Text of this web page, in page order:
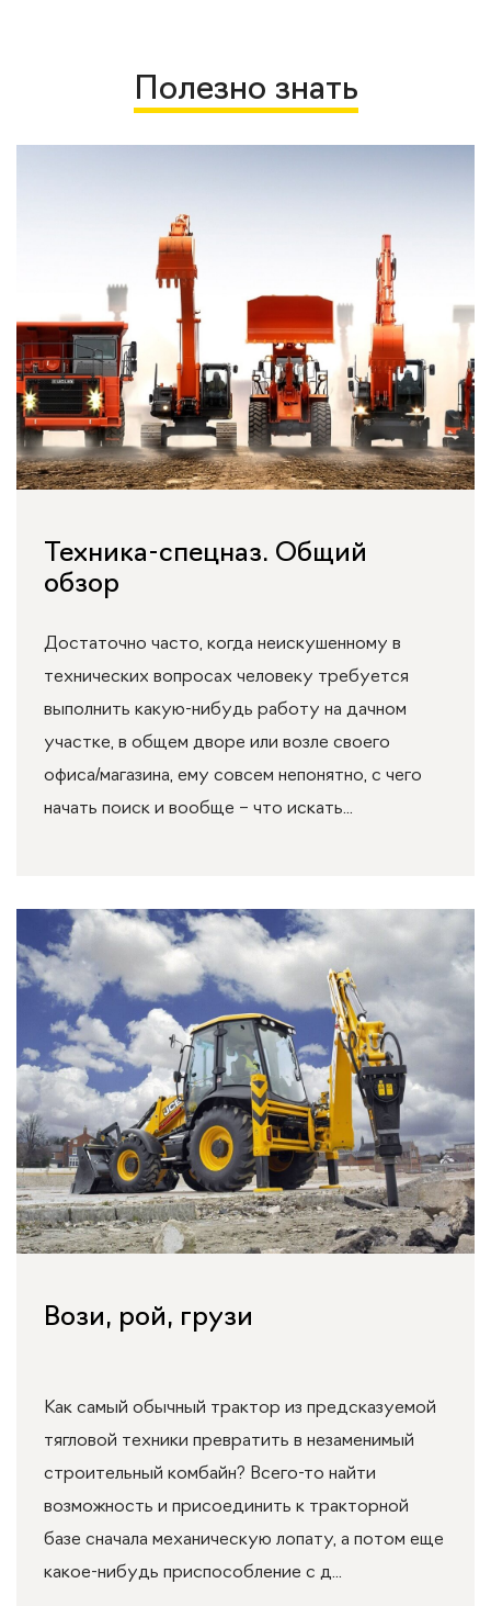
Полезно знать
Техника-спецназ. Общий
обзор
Достаточно часто, когда неискушенному в
технических вопросах человеку требуется
выполнить какую-нибудь работу на дачном
участке, в общем дворе или возле своего
офиса/магазина, ему совсем непонятно, с чего
начать поиск и вообще – что искать...
Вози, рой, грузи
Как самый обычный трактор из предсказуемой
тягловой техники превратить в незаменимый
строительный комбайн? Всего-то найти
возможность и присоединить к тракторной
базе сначала механическую лопату, а потом еще
какое-нибудь приспособление с д...